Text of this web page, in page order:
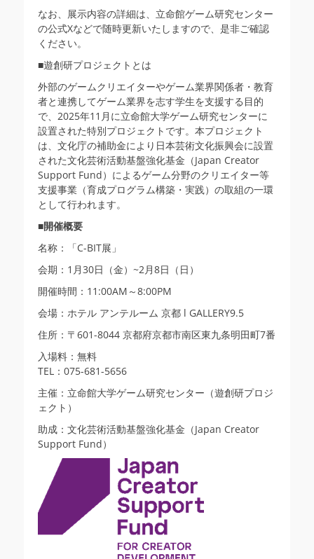
なお、展示内容の詳細は、立命館ゲーム研究センター
の公式Xなどで随時更新いたしますので、是非ご確認
ください。
■遊創研プロジェクトとは
外部のゲームクリエイターやゲーム業界関係者・教育
者と連携してゲーム業界を志す学生を支援する目的
で、2025年11月に立命館大学ゲーム研究センターに
設置された特別プロジェクトです。本プロジェクト
は、文化庁の補助金により日本芸術文化振興会に設置
された文化芸術活動基盤強化基金（Japan Creator
Support Fund）によるゲーム分野のクリエイター等
支援事業（育成プログラム構築・実践）の取組の一環
として行われます。
■開催概要
名称：「C-BIT展」
会期：1月30日（金）~2月8日（日）
開催時間：11:00AM～8:00PM
会場：ホテル アンテルーム 京都 l GALLERY9.5
住所：〒601-8044 京都府京都市南区東九条明田町7番
入場料：無料
TEL：075-681-5656
主催：立命館大学ゲーム研究センター（遊創研プロジ
ェクト）
助成：文化芸術活動基盤強化基金（Japan Creator
Support Fund）